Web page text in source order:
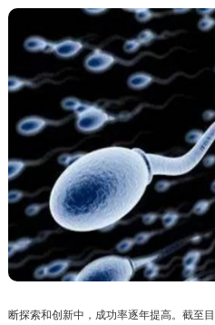
断探索和创新中，成功率逐年提高。截至